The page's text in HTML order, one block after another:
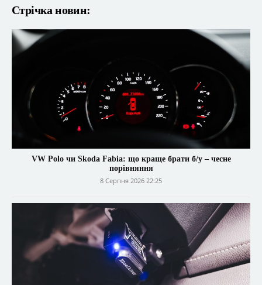
Стрічка новин:
VW Polo чи Skoda Fabia: що краще брати б/у – чесне
порівняння
8 Серпня 2026 22:25